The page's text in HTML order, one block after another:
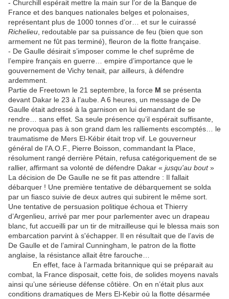
- Churchill espérait mettre la main sur l’or de la Banque de
France et des banques nationales belges et polonaises,
représentant plus de 1000 tonnes d’or… et sur le cuirassé
Richelieu , redoutable par sa puissance de feu (bien que son
armement ne fût pas terminé), fleuron de la flotte française.
- De Gaulle désirait s’imposer comme le chef suprême de
l’empire français en guerre… empire d’importance que le
gouvernement de Vichy tenait, par ailleurs, à défendre
ardemment.
Partie de Freetown le 21 septembre, la force M se présenta
devant Dakar le 23 à l’aube. A 6 heures, un message de De
Gaulle était adressé à la garnison en lui demandant de se
rendre… sans effet. Sa seule présence qu’il espérait suffisante,
ne provoqua pas à son grand dam les ralliements escomptés… le
traumatisme de Mers El-Kébir était trop vif. Le gouverneur
général de l'A.O.F., Pierre Boisson, commandant la Place,
résolument rangé derrière Pétain, refusa catégoriquement de se
rallier, affirmant sa volonté de défendre Dakar « jusqu'au bout»
La décision de De Gaulle ne se fit pas attendre : Il fallait
débarquer ! Une première tentative de débarquement se solda
par un fiasco suivie de deux autres qui subirent le même sort.
Une tentative de persuasion politique échoua et Thierry
d’Argenlieu, arrivé par mer pour parlementer avec un drapeau
blanc, fut accueilli par un tir de mitrailleuse qui le blessa mais son
embarcation parvint à s'échapper. Il en résultait que de l’avis de
De Gaulle et de l’amiral Cunningham, le patron de la flotte
anglaise, la résistance allait être farouche…
En effet, face à l’armada britannique qui se préparait au
combat, la France disposait, cette fois, de solides moyens navals
ainsi qu’une sérieuse défense côtière. On en n’était plus aux
conditions dramatiques de Mers El-Kebir où la flotte désarmée